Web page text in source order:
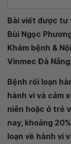
Bài viết được tư
Bùi Ngọc
Khám bệnh &
Vinmec Đà
Bệnh rối loạn
hành vi và cảm
niên hoặc ở trẻ
nay, khoảng
loạn về hành vi